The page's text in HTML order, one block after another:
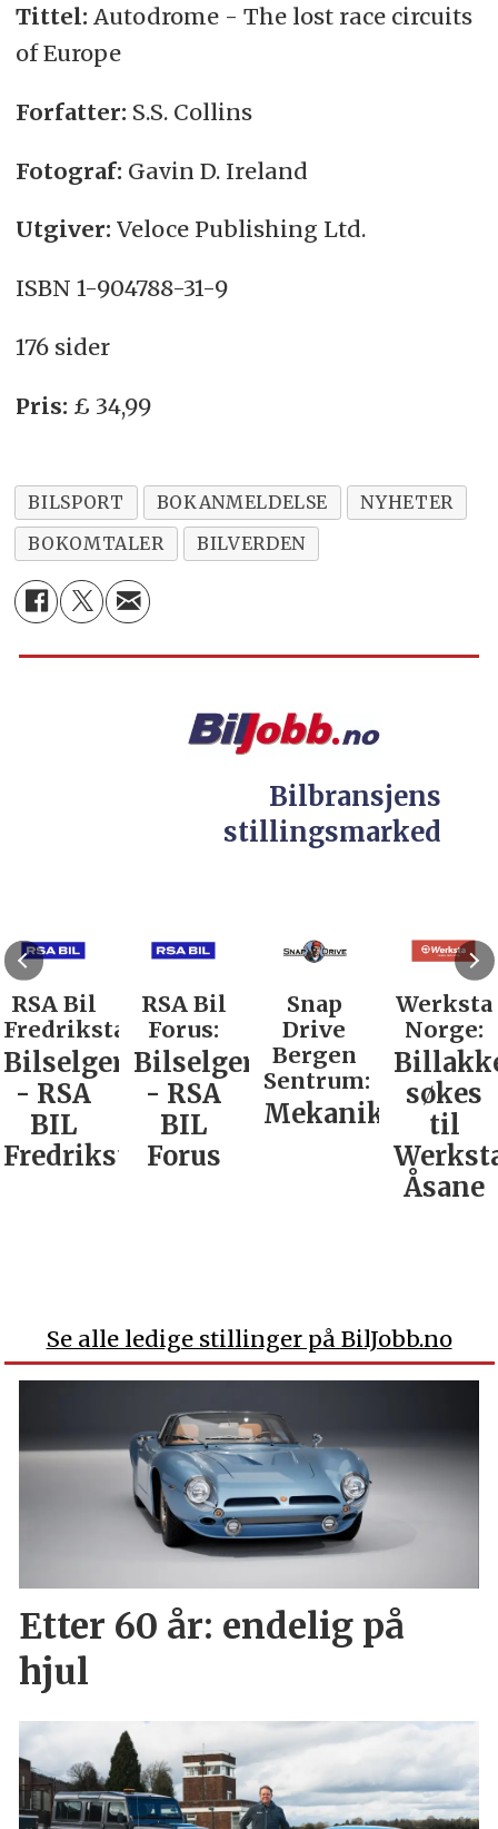
Tittel: Autodrome - The lost race circuits
of Europe
Forfatter: S.S. Collins
Fotograf: Gavin D. Ireland
Utgiver: Veloce Publishing Ltd.
ISBN 1-904788-31-9
176 sider
Pris: £ 34,99
BILSPORT BOKANMELDELSE
NYHETER
BOKOMTALER
BILVERDEN
Bilbransjens
stillingsmarked
RSA Bil
Fredrikstad:
Bilselger
- RSA
BIL
Fredrikstad
RSA Bil
Forus:
Bilselger
- RSA
BIL
Forus
Snap
Drive
Bergen
Sentrum:
Mekaniker
Werksta
Norge:
søkes
til
Åsane
Se alle ledige stillinger på BilJobb.no
Etter 60 år: endelig på
hjul